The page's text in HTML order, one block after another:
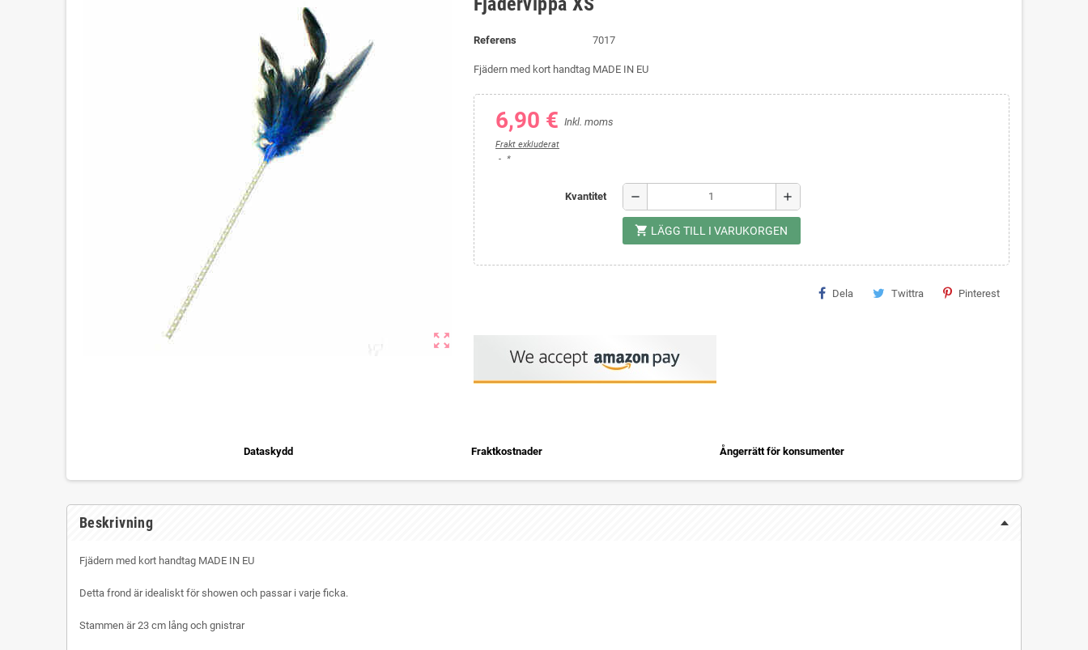
zoom_out_map
Referens 7017
Fjädern med kort handtag MADE IN EU
6,90 € Inkl. moms
Frakt exkluderat
*
Kvantitet remove add
shopping_cart LÄGG TILL I VARUKORGEN
Dela Twittra Pinterest
Dataskydd Fraktkostnader Ångerrätt för konsumenter
Beskrivning
Fjädern med kort handtag MADE IN EU
Detta frond är idealiskt för showen och passar i varje ficka.
Stammen är 23 cm lång och gnistrar